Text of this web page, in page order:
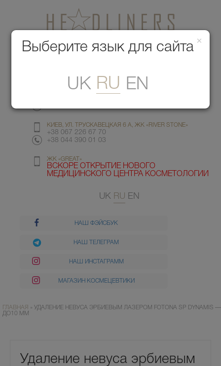
КИЕВ, УЛ. ГМЫРИ 6
КИЕВ, УЛ. ТРУСКАВЕЦКАЯ 6 А, ЖК «RIVER STONE»
+38 067 226 67 70
+38 044 390 01 03
ЖК «GREAT»
ВСКОРЕ ОТКРЫТИЕ НОВОГО
МЕДИЦИНСКОГО ЦЕНТРА КОСМЕТОЛОГИИ
UK RU EN
НАШ ФЭЙСБУК
НАШ ТЕЛЕГРАМ
НАШ ИНСТАГРАММ
МАГАЗИН КОСМЕЦЕВТИКИ
ГЛАВНАЯ » УДАЛЕНИЕ НЕВУСА ЭРБИЕВЫМ ЛАЗЕРОМ FOTONA SP DYNAMIS —
ДО10 ММ
Удаление невуса эрбиевым
×
Выберите язык для сайта
UK RU EN